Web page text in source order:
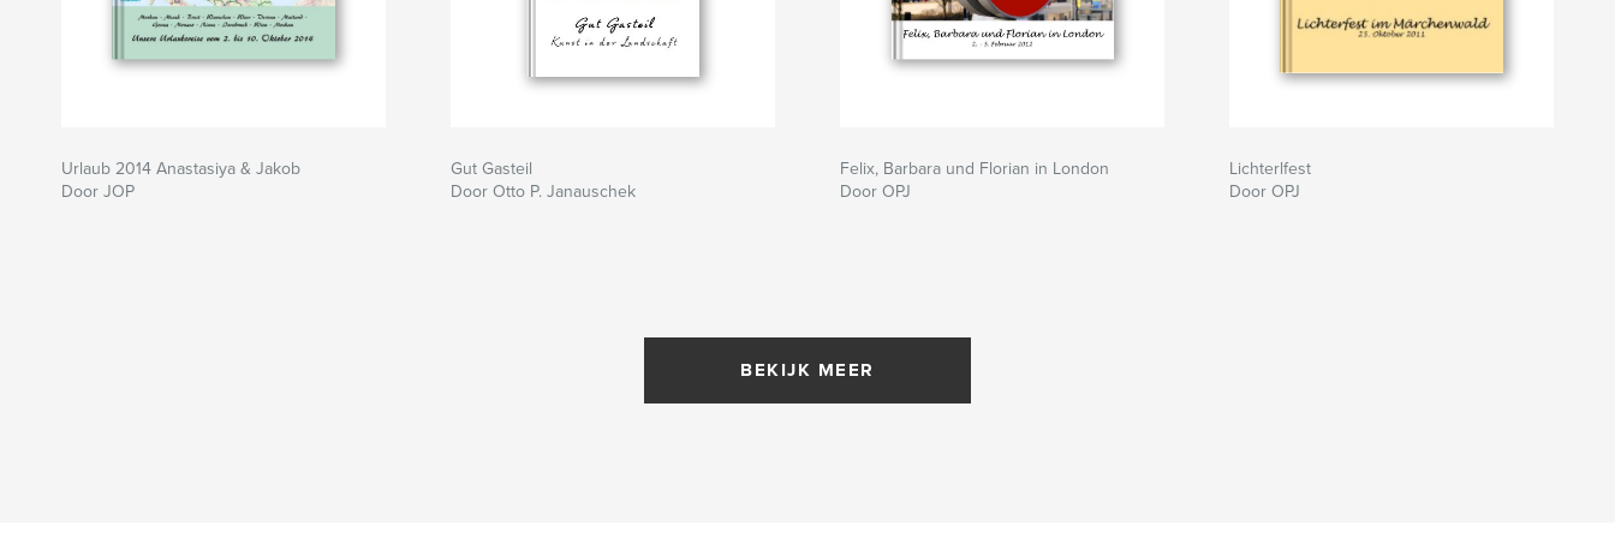
Urlaub 2014 Anastasiya & Jakob
Door JOP
Gut Gasteil
Door Otto P. Janauschek
Felix, Barbara und Florian in London
Door OPJ
Lichterlfest
Door OPJ
BEKIJK MEER